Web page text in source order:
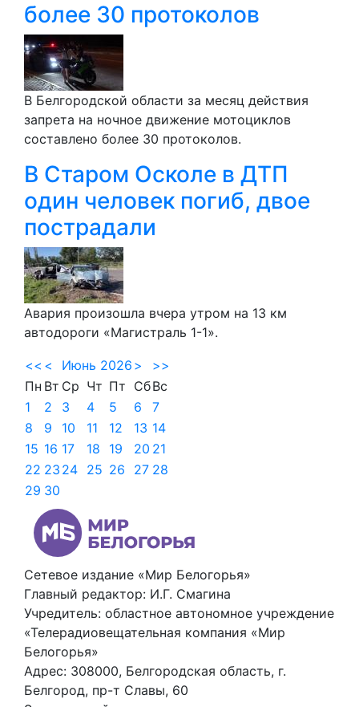
более 30 протоколов
В Белгородской области за месяц действия
запрета на ночное движение мотоциклов
составлено более 30 протоколов.
В Старом Осколе в ДТП
один человек погиб, двое
пострадали
Авария произошла вчера утром на 13 км
автодороги «Магистраль 1-1».
<< < Июнь 2026 >
>>
Пн Вт Ср Чт Пт СбВс
1
2 3 4 5 6
7
8
9 10 11 12 13 14
15 16 17 18 19 20 21
22 23 24 25 26 27 28
29 30
Сетевое издание «Мир Белогорья»
Главный редактор: И.Г. Смагина
Учредитель: областное автономное учреждение
«Телерадиовещательная компания «Мир
Белогорья»
Адрес: 308000, Белгородская область, г.
Белгород, пр-т Славы, 60